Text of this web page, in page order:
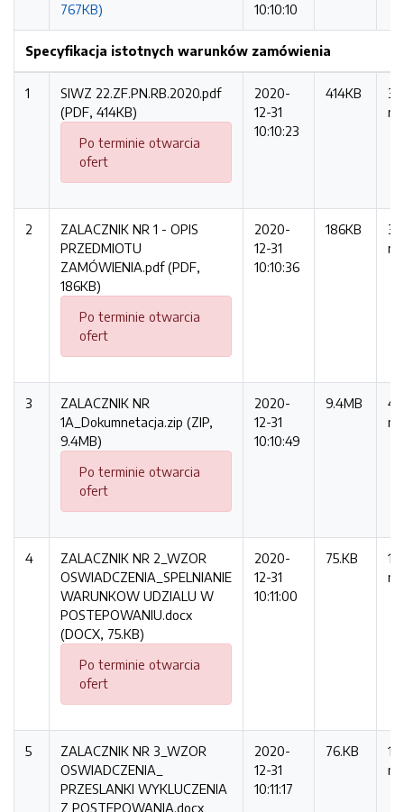
767KB)
10:10:10
Specyfikacja istotnych warunków zamówienia
1
SIWZ 22.ZF.PN.RB.2020.pdf
(PDF, 414KB)
Po terminie otwarcia
ofert
2020-
12-31
10:10:23
414KB
31
2
ZALACZNIK NR 1 - OPIS
PRZEDMIOTU
ZAMÓWIENIA.pdf (PDF,
186KB)
Po terminie otwarcia
ofert
2020-
12-31
10:10:36
186KB
37
3
ZALACZNIK NR
1A_Dokumnetacja.zip (ZIP,
9.4MB)
Po terminie otwarcia
ofert
2020-
12-31
10:10:49
9.4MB
41
4
ZALACZNIK NR 2_WZOR
OSWIADCZENIA_SPELNIANIE
WARUNKOW UDZIALU W
POSTEPOWANIU.docx
(DOCX, 75.KB)
Po terminie otwarcia
ofert
2020-
12-31
10:11:00
75.KB
12
5
ZALACZNIK NR 3_WZOR
OSWIADCZENIA_
PRZESLANKI WYKLUCZENIA
Z POSTEPOWANIA.docx
2020-
12-31
10:11:17
76.KB
12